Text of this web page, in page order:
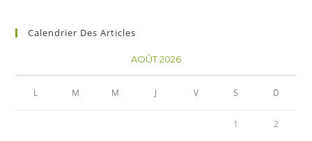
Calendrier Des Articles
AOÛT 2026
L M M J V S D
1 2